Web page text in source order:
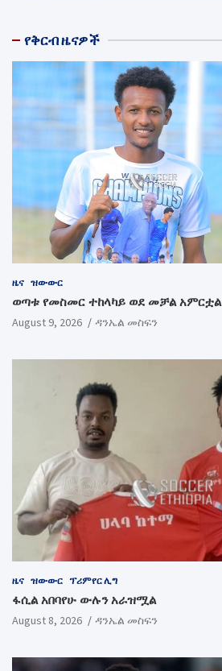
የቅርብ ዜናዎች
ዜና ዝውውር
ወጣቱ የመስመር ተከላካይ ወደ መቻል አምርቷል
August 9, 2026 ዳንኤል መስፍን
ዜና ዝውውር ፕሪምየር ሊግ
ፋሲል አበባየሁ ውሉን አራዝሟል
August 8, 2026 ዳንኤል መስፍን